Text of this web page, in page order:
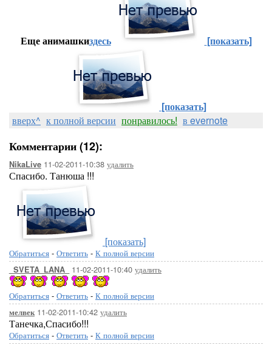
Еще анимашкиздесь [показать]
[показать]
вверх^ к полной версии понравилось! в evernote
Комментарии (12):
NikaLive 11-02-2011-10:38 удалить
Спасибо. Танюша !!!
[показать]
Обратиться - Ответить - К полной версии
_SVETA_LANA_ 11-02-2011-10:40 удалить
Обратиться - Ответить - К полной версии
мелвек11-02-2011-10:42 удалить
Танечка,Спасибо!!!
Обратиться - Ответить - К полной версии